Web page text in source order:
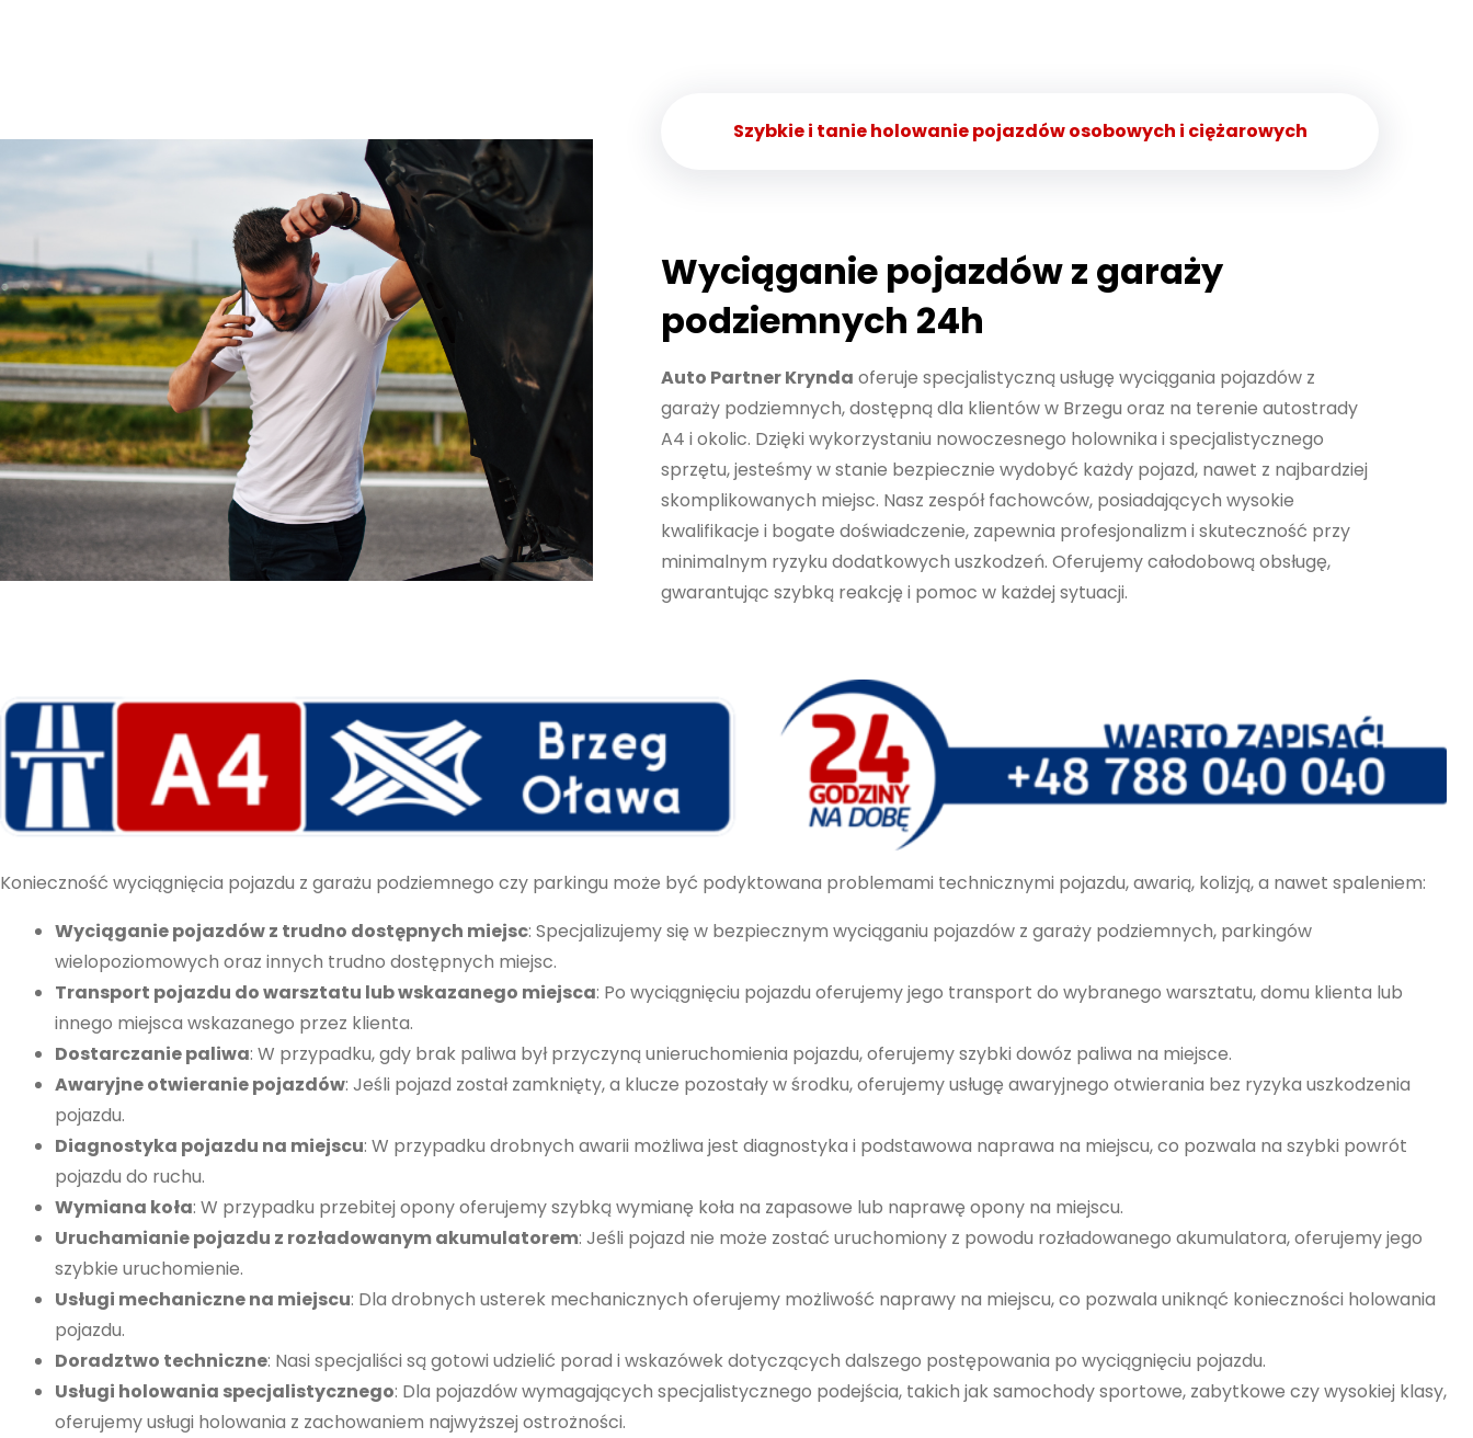
Szybkie i tanie holowanie pojazdów osobowych i ciężarowych
Wyciąganie pojazdów z garaży
podziemnych 24h
Auto Partner Krynda oferuje specjalistyczną usługę wyciągania pojazdów z
garaży podziemnych, dostępną dla klientów w Brzegu oraz na terenie autostrady
A4 i okolic. Dzięki wykorzystaniu nowoczesnego holownika i specjalistycznego
sprzętu, jesteśmy w stanie bezpiecznie wydobyć każdy pojazd, nawet z najbardziej
skomplikowanych miejsc. Nasz zespół fachowców, posiadających wysokie
kwalifikacje i bogate doświadczenie, zapewnia profesjonalizm i skuteczność przy
minimalnym ryzyku dodatkowych uszkodzeń. Oferujemy całodobową obsługę,
gwarantując szybką reakcję i pomoc w każdej sytuacji.
Konieczność wyciągnięcia pojazdu z garażu podziemnego czy parkingu może być podyktowana problemami technicznymi pojazdu, awarią, kolizją, a nawet spaleniem:
Wyciąganie pojazdów z trudno dostępnych miejsc: Specjalizujemy się w bezpiecznym wyciąganiu pojazdów z garaży podziemnych, parkingów
wielopoziomowych oraz innych trudno dostępnych miejsc.
Transport pojazdu do warsztatu lub wskazanego miejsca: Po wyciągnięciu pojazdu oferujemy jego transport do wybranego warsztatu, domu klienta lub
innego miejsca wskazanego przez klienta.
Dostarczanie paliwa: W przypadku, gdy brak paliwa był przyczyną unieruchomienia pojazdu, oferujemy szybki dowóz paliwa na miejsce.
Awaryjne otwieranie pojazdów: Jeśli pojazd został zamknięty, a klucze pozostały w środku, oferujemy usługę awaryjnego otwierania bez ryzyka uszkodzenia
pojazdu.
Diagnostyka pojazdu na miejscu: W przypadku drobnych awarii możliwa jest diagnostyka i podstawowa naprawa na miejscu, co pozwala na szybki powrót
pojazdu do ruchu.
Wymiana koła: W przypadku przebitej opony oferujemy szybką wymianę koła na zapasowe lub naprawę opony na miejscu.
Uruchamianie pojazdu z rozładowanym akumulatorem: Jeśli pojazd nie może zostać uruchomiony z powodu rozładowanego akumulatora, oferujemy jego
szybkie uruchomienie.
Usługi mechaniczne na miejscu: Dla drobnych usterek mechanicznych oferujemy możliwość naprawy na miejscu, co pozwala uniknąć konieczności holowania
pojazdu.
Doradztwo techniczne: Nasi specjaliści są gotowi udzielić porad i wskazówek dotyczących dalszego postępowania po wyciągnięciu pojazdu.
Usługi holowania specjalistycznego: Dla pojazdów wymagających specjalistycznego podejścia, takich jak samochody sportowe, zabytkowe czy wysokiej klasy,
oferujemy usługi holowania z zachowaniem najwyższej ostrożności.
nie są
opcjonalne. Są
one potrzebne
funkcjonowania
strony
internetowej.
Statystyka
Abyśmy mogli
poprawić
funkcjonalność
internetowej,
na podstawie
tego, jak
strona jest
używana.
Aby nasza
internetowa
najlepiej
twojego
przejścia na nią.
te pliki cookie,
znikną ze strony
internetowej.
Marketing
swoje
zainteresowania i